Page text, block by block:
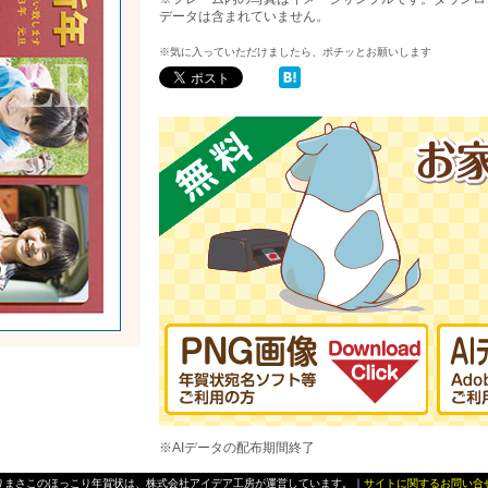
データは含まれていません。
※気に入っていただけましたら、ポチッとお願いします
※AIデータの配布期間終了
まさこのほっこり年賀状は、株式会社アイデア工房が運営しています。｜ サイトに関するお問い合